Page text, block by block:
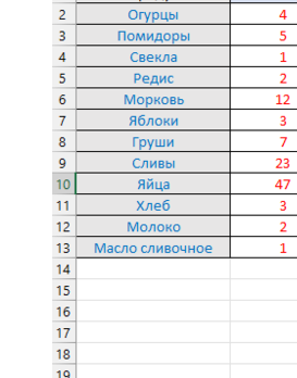
С этим правилом все понятно – оно
конкретные ячейки из списка,
пользователем условие. Удобно,
диапазоне определенные числа, дату
Комьюнити теперь в Телеграм
Подпишитесь и будьте в курсе
Правила отбора первых и